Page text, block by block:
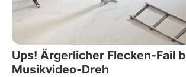
Ups! Ärgerlicher Flecken-Fail
Musikvideo-Dreh